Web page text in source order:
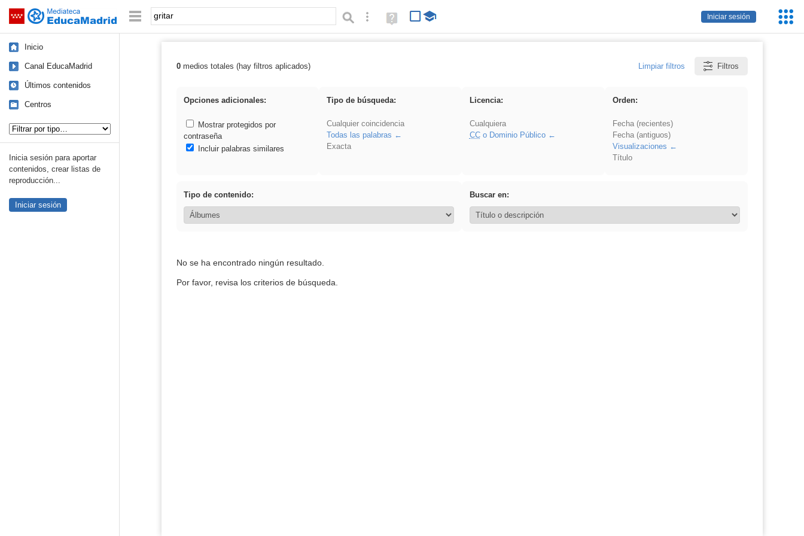
Saltar navegación
Iniciar sesión
Palabra o frase: Búsqueda avanzada
Ayuda
(en
Inicio
Canal EducaMadrid
Últimos contenidos
Centros
Inicia sesión para aportar
contenidos, crear listas de
reproducción...
Iniciar sesión
Resultados de: gritar
0medios totales (hay filtros aplicados) Limpiar filtros Filtros
Opciones adicionales:
Mostrar protegidos por
contraseña
Incluir palabras similares
Tipo de búsqueda:
Cualquier coincidencia
Todas las palabras
Exacta
Licencia:
Cualquiera
CCo Dominio Público
Orden:
Fecha (recientes)
Fecha (antiguos)
Visualizaciones
Título
Tipo de contenido: Buscar en:
No se ha encontrado ningún resultado.
Por favor, revisa los criterios de búsqueda.